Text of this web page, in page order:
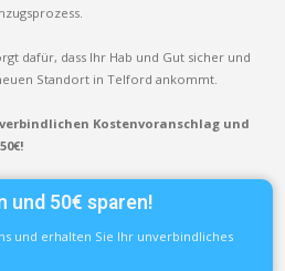
dafür, dass Ihr Hab und Gut sicher und
Standort in Telford ankommt.
Kostenvoranschlag und
und 50€ sparen!
und erhalten Sie Ihr unverbindliches